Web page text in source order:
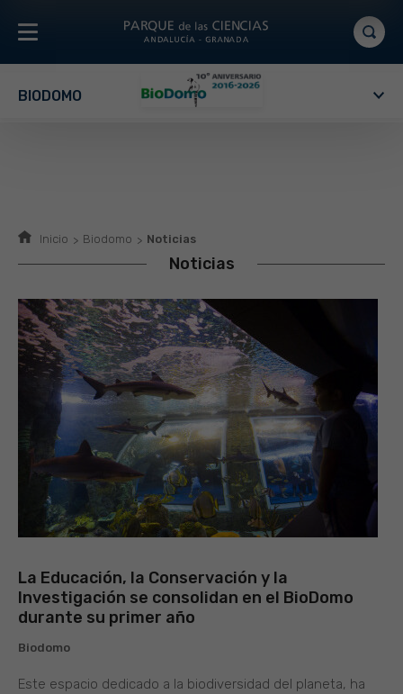
BIODOMO
Inicio Biodomo Noticias
Noticias
La Educación, la Conservación y la
Investigación se consolidan en el BioDomo
durante su primer año
Biodomo
Este espacio dedicado a la biodiversidad del planeta, ha